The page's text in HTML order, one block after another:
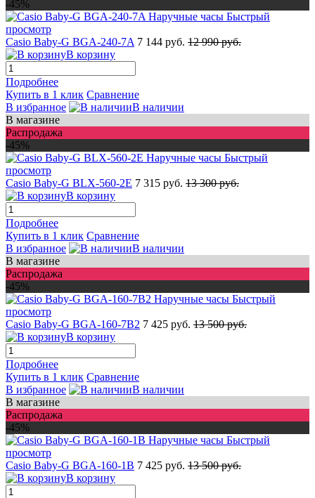
-45%
Быстрый
просмотр
Casio Baby-G BGA-240-7A 7 144 руб. 12 990 руб.
В корзину
Подробнее
Купить в 1 клик Сравнение
В избранное
В наличии
В магазине
Распродажа
-45%
Быстрый
просмотр
Casio Baby-G BLX-560-2E 7 315 руб. 13 300 руб.
В корзину
Подробнее
Купить в 1 клик Сравнение
В избранное
В наличии
В магазине
Распродажа
-45%
Быстрый
просмотр
Casio Baby-G BGA-160-7B2 7 425 руб. 13 500 руб.
В корзину
Подробнее
Купить в 1 клик Сравнение
В избранное
В наличии
В магазине
Распродажа
-45%
Быстрый
просмотр
Casio Baby-G BGA-160-1B 7 425 руб. 13 500 руб.
В корзину